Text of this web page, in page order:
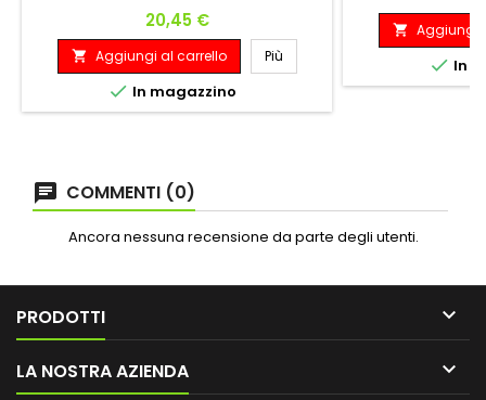
Prezzo
20,45 €
 Aggiungi al carrello Più
 In magazzino
 Aggiungi
 In
COMMENTI (0)
Ancora nessuna recensione da parte degli utenti.
PRODOTTI 
LA NOSTRA AZIENDA 